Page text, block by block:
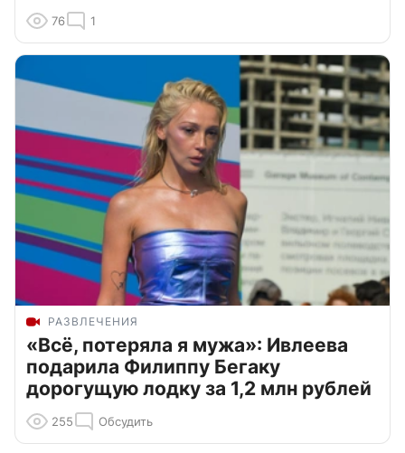
76 1
РАЗВЛЕЧЕНИЯ
«Всё, потеряла я мужа»: Ивлеева
подарила Филиппу Бегаку
дорогущую лодку за 1,2 млн рублей
255 Обсудить